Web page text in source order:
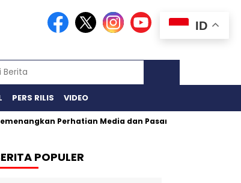
PERS RILIS VIDEO
Perhatian Media dan Pasar
POPULER
ID